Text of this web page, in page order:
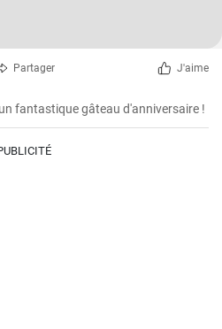
Partager J'aime
fantastique gâteau d'anniversaire !